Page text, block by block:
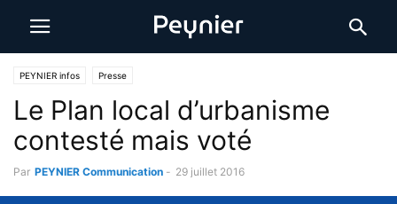
PEYNIER infos Presse
Le Plan local d’urbanisme
contesté mais voté
Par PEYNIER Communication - 29 juillet 2016